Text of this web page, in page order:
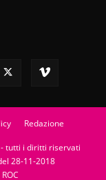
Redazione
tutti i diritti riservati
28-11-2018